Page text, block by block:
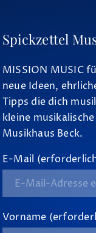
Spickzettel
MISSION MUSIC
neue Ideen,
Tipps die dich
kleine
Musikhaus Beck.
E-Mail
Vorname